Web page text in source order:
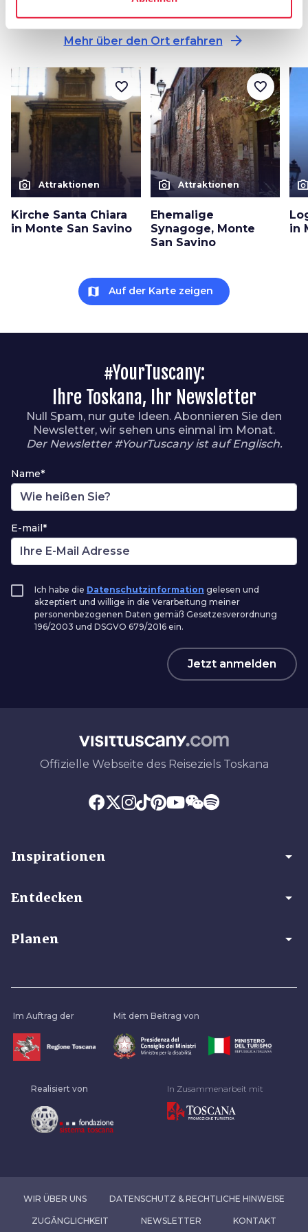
in Monte San Savino
Mehr über den Ort erfahren arrow_forward
photo_camera Attraktionen
Kirche Santa Chiara
in Monte San Savino
favorite_border
photo_camera Attraktionen
Ehemalige
Synagoge, Monte
San Savino
favorite_border
in
map Auf der Karte zeigen
#YourTuscany:
Ihre Toskana, Ihr Newsletter
Null Spam, nur gute Ideen. Abonnieren Sie den
Newsletter, wir sehen uns einmal im Monat.
Der Newsletter #YourTuscany ist auf Englisch.
Name*
E-mail*
Ich habe die Datenschutzinformation gelesen und
akzeptiert und willige in die Verarbeitung meiner
personenbezogenen Daten gemäß Gesetzesverordnung
196/2003 und DSGVO 679/2016 ein.
Jetzt anmelden
Offizielle Webseite des Reiseziels Toskana
Inspirationen arrow_drop_down
Entdecken arrow_drop_down
Planen arrow_drop_down
Im Auftrag der Mit dem Beitrag von
Realisiert von In Zusammenarbeit mit
WIR ÜBER UNS DATENSCHUTZ & RECHTLICHE HINWEISE
ZUGÄNGLICHKEIT NEWSLETTER KONTAKT